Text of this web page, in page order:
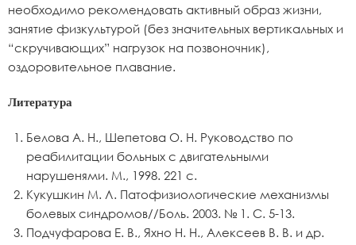
необходимо рекомендовать активный образ жизни,
занятие физкультурой (без значительных вертикальных и
“скручивающих” нагрузок на позвоночник),
оздоровительное плавание.
Литература
Белова А. Н., Шепетова О. Н. Руководство по
реабилитации больных с двигательными
нарушенями. М., 1998. 221 с.
Кукушкин М. Л. Патофизиологические механизмы
болевых синдромов//Боль. 2003. № 1. С. 5-13.
Подчуфарова Е. В., Яхно Н. Н., Алексеев В. В. и др.